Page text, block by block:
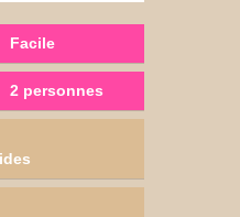
Facile
2 personnes